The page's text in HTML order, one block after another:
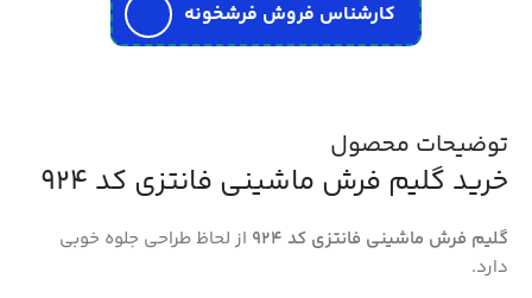
کارشناس فروش فرشخونه
توضیحات محصول
خرید گلیم فرش ماشینی فانتزی کد 924
گلیم فرش ماشینی فانتزی کد 924
از لحاظ طراحی جلوه خوبی
دارد.